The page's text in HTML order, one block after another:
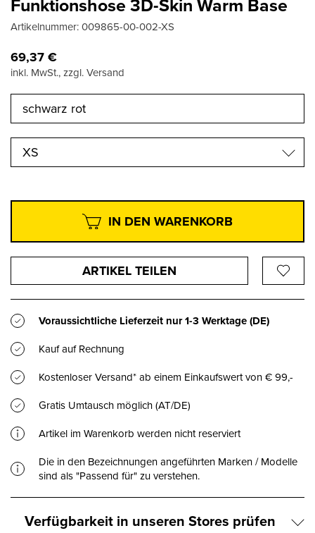
Funktionshose 3D-Skin Warm Base
Artikelnummer:009865-00-002-XS
69,37€
inkl. MwSt., zzgl. Versand
XS
IN DEN WARENKORB
ARTIKEL TEILEN
Voraussichtliche Lieferzeit nur1-3 Werktage(DE)
Kauf auf Rechnung
Kostenloser Versand* ab einem Einkaufswert von € 99,-
Gratis Umtausch möglich (AT/DE)
Artikel im Warenkorb werden nicht reserviert
Die in den Bezeichnungen angeführten Marken / Modelle
sind als "Passend für" zu verstehen.
Verfügbarkeit in unseren Stores prüfen